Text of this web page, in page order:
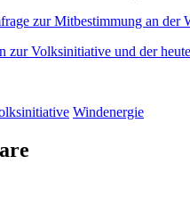
zur Mitbestimmung an der
zur Volksinitiative und der
Windenergie